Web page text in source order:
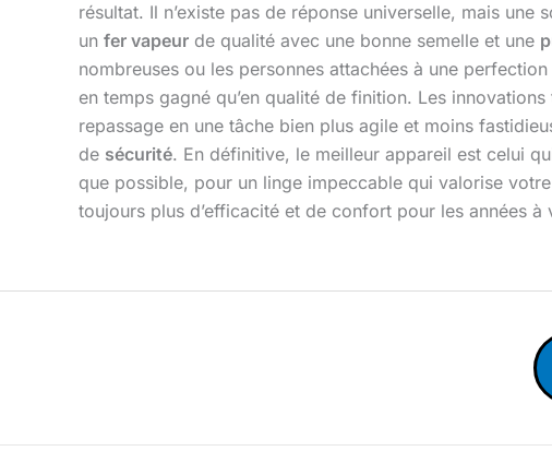
résultat. Il n’existe pas de réponse universelle, mais
un fer vapeur de qualité avec une bonne semelle et une
nombreuses ou les personnes attachées à une
en temps gagné qu’en qualité de finition. Les innovations
repassage en une tâche bien plus agile et moins
de sécurité. En définitive, le meilleur appareil est celui
que possible, pour un linge impeccable qui valorise
toujours plus d’efficacité et de confort pour les années à